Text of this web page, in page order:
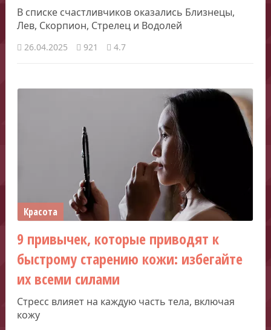
В списке счастливчиков оказались Близнецы,
Лев, Скорпион, Стрелец и Водолей
26.04.2025 921 4.7
Красота
9 привычек, которые приводят к
быстрому старению кожи: избегайте
их всеми силами
Стресс влияет на каждую часть тела, включая
кожу